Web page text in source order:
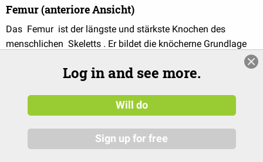
Femur (anteriore Ansicht)
Das Femur ist der längste und stärkste Knochen des
menschlichen Skeletts . Er bildet die knöcherne Grundlage
Oberschenkelkörper (Corpus femoris) gebildet. Er hat im
Log in and see more.
Will do
Sign up for free